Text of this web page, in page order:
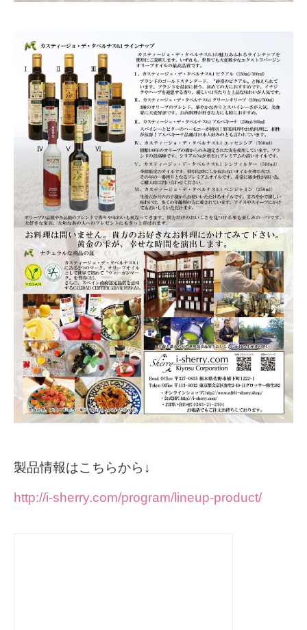
製品情報はこちらから↓
http://i-sherry.com/program/lineup-product/